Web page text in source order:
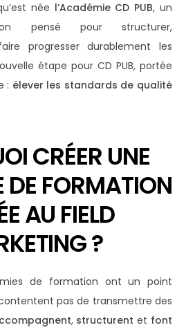
née l’Académie CD PUB, un
pensé pour structurer,
progresser durablement les
étape pour CD PUB, portée
: élever les standards de qualité
CRÉER UNE
FORMATION
AU FIELD
?
de formation ont un point
pas de transmettre des
, structurent et font